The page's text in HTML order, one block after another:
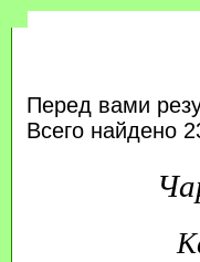
Перед вами
Всего найдено